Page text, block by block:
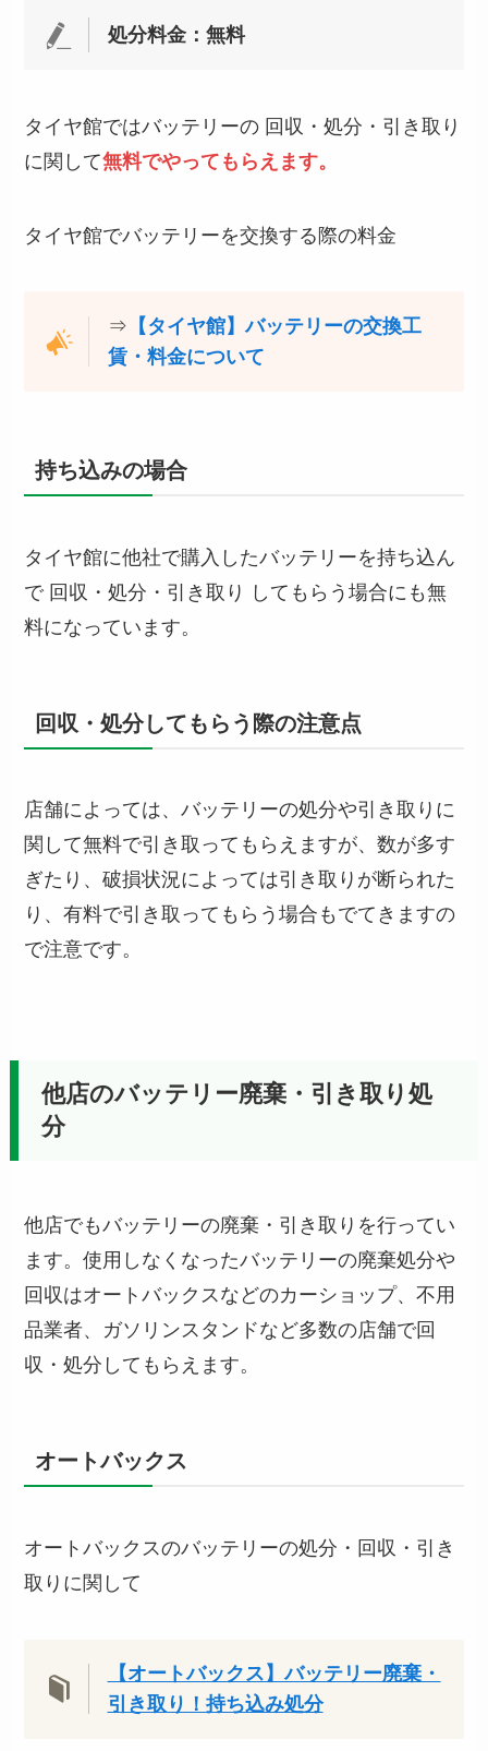
処分料金：無料
タイヤ館ではバッテリーの 回収・処分・引き取り
に関して無料でやってもらえます。
タイヤ館でバッテリーを交換する際の料金
⇒ 【タイヤ館】バッテリーの交換工
賃・料金について
持ち込みの場合
タイヤ館に他社で購入したバッテリーを持ち込ん
で 回収・処分・引き取り してもらう場合にも無
料になっています。
回収・処分してもらう際の注意点
店舗によっては、バッテリーの処分や引き取りに
関して無料で引き取ってもらえますが、数が多す
ぎたり、破損状況によっては引き取りが断られた
り、有料で引き取ってもらう場合もでてきますの
で注意です。
他店のバッテリー廃棄・引き取り処
分
他店でもバッテリーの廃棄・引き取りを行ってい
ます。使用しなくなったバッテリーの廃棄処分や
回収はオートバックスなどのカーショップ、不用
品業者、ガソリンスタンドなど多数の店舗で回
収・処分してもらえます。
オートバックス
オートバックスのバッテリーの処分・回収・引き
取りに関して
【オートバックス】バッテリー廃棄・
引き取り！持ち込み処分